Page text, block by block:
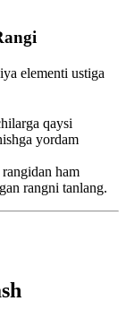
elementi ustiga
qaysi
yordam
ham
rangni tanlang.